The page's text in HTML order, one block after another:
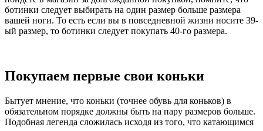
ботинки следует выбирать на один размер больше размера
вашей ноги. То есть если вы в повседневной жизни носите 39-
ый размер, то ботинки следует покупать 40-го размера.
Покупаем первые свои коньки
Бытует мнение, что коньки (точнее обувь для коньков) в
обязательном порядке должны быть на пару размеров больше.
Подобная легенда сложилась исходя из того, что катающимся